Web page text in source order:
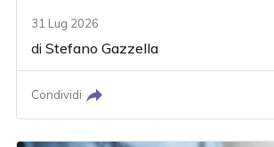
31 Lug 2026
diStefano Gazzella
Condividi